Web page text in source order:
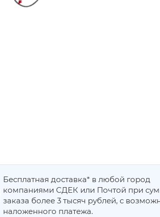
Бесплатная доставка* в любой город
компаниями СДЕК или Почтой при
заказа более 3 тысяч рублей, с
наложенного платежа.